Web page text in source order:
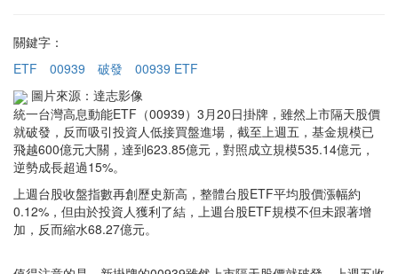
關鍵字：
ETF
00939 破發
00939 ETF
圖片來源：達志影像
統一台灣高息動能ETF（00939）3月20日掛牌，雖然上市隔天股價
就破發，反而吸引投資人低接買盤進場，截至上週五，基金規模已
飛越600億元大關，達到623.85億元，對照成立規模535.14億元，
逆勢成長超過15%。
上週台股收盤指數再創歷史新高，整體台股ETF平均股價漲幅約
0.12%，但由於投資人獲利了結，上週台股ETF規模不但未跟著增
加，反而縮水68.27億元。